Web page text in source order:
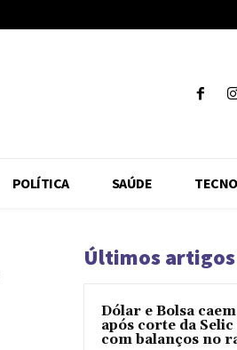
POLÍTICA SAÚDE
Últimos artigos
Dólar e Bolsa caem
após corte da Selic
com balanços no